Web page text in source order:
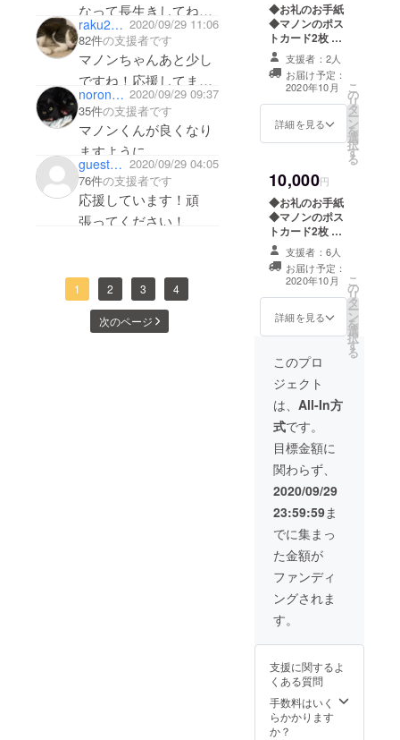
なって長生きしてね！
応援してます！
raku201109 2020/09/29 11:06
82件の支援者です
マノンちゃんあと少し
ですね！応援してま
す！ noronoromi 2020/09/29 09:37
35件の支援者です
マノンくんが良くなり
ますように。
治療は大変ですが頑
張ってください。
guest18d57ef0a6 2020/09/29 04:05
76件の支援者です
応援しています！頑
張ってください！
1 2 3 4
次のページ
◆お礼のお手紙
◆マノンのポス
トカード2枚 ◆
オリジナルピン
バッチ１個 ※指
定の住所へ発送
します。 また、
CAMPFIREの
｢活動報告｣上で
支援者：2人
お届け予定：
2020年10月
詳細を見る
こ
の
リ
タ
ー
ン
を
選
択
す
る
10,000円
◆お礼のお手紙
◆マノンのポス
トカード2枚 ◆
オリジナルサ
コッシュ１個 ※
指定の住所へ発
送します。 ま
た、CAMPFIRE
の｢活動報告｣上
ご報告致しま
す。
支援者：6人
お届け予定：
2020年10月
詳細を見る
こ
の
リ
タ
ー
ン
を
選
択
す
る
このプロ
ジェクト
は、 All-In方
式です。
目標金額に
関わらず、
2020/09/29
23:59:59ま
でに集まっ
た金額が
ファンディ
ングされま
す。
支援に関するよ
くある質問
手数料はいく
らかかります
か？